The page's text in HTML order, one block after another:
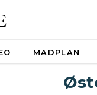
MADPLAN